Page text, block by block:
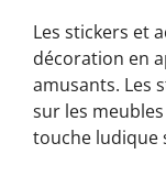
Les stickers et
décoration en
amusants. Les
sur les
touche ludique